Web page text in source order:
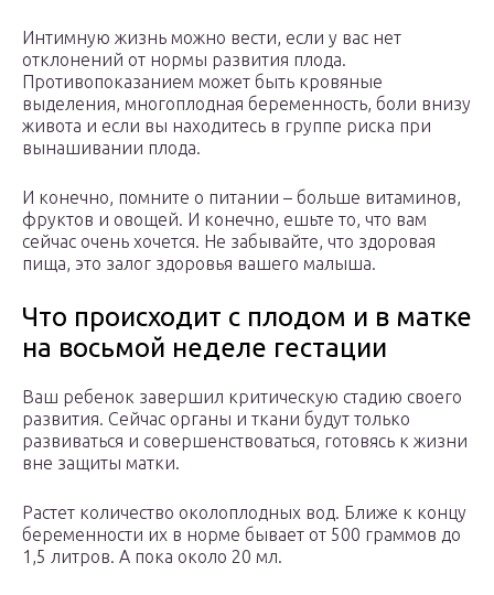
Интимную жизнь можно вести, если у вас нет
отклонений от нормы развития плода.
Противопоказанием может быть кровяные
выделения, многоплодная беременность, боли внизу
живота и если вы находитесь в группе риска при
вынашивании плода.
И конечно, помните о питании – больше витаминов,
фруктов и овощей. И конечно, ешьте то, что вам
сейчас очень хочется. Не забывайте, что здоровая
пища, это залог здоровья вашего малыша.
Что происходит с плодом и в матке
на восьмой неделе гестации
Ваш ребенок завершил критическую стадию своего
развития. Сейчас органы и ткани будут только
развиваться и совершенствоваться, готовясь к жизни
вне защиты матки.
Растет количество околоплодных вод. Ближе к концу
беременности их в норме бывает от 500 граммов до
1,5 литров. А пока около 20 мл.